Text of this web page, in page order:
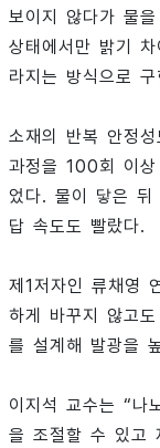
보이지 않다가 물
상태에서만 밝기
라지는 방식으로 구
소재의 반복 안정
과정을 100회 이상
었다. 물이 닿은
답 속도도 빨랐다.
제1저자인 류채영
하게 바꾸지 않고
를 설계해 발광을
이지석 교수는 “나
을 조절할 수 있고